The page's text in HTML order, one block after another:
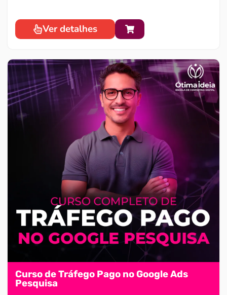
Ver detalhes
Curso de Tráfego Pago no Google Ads
Pesquisa